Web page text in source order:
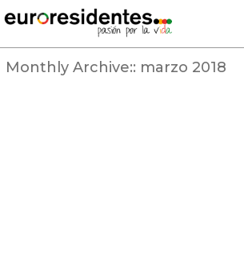
Monthly Archive:: marzo 2018